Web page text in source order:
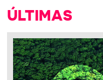
ÚLTIMAS